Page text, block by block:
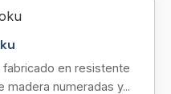
en resistente
madera numeradas y...